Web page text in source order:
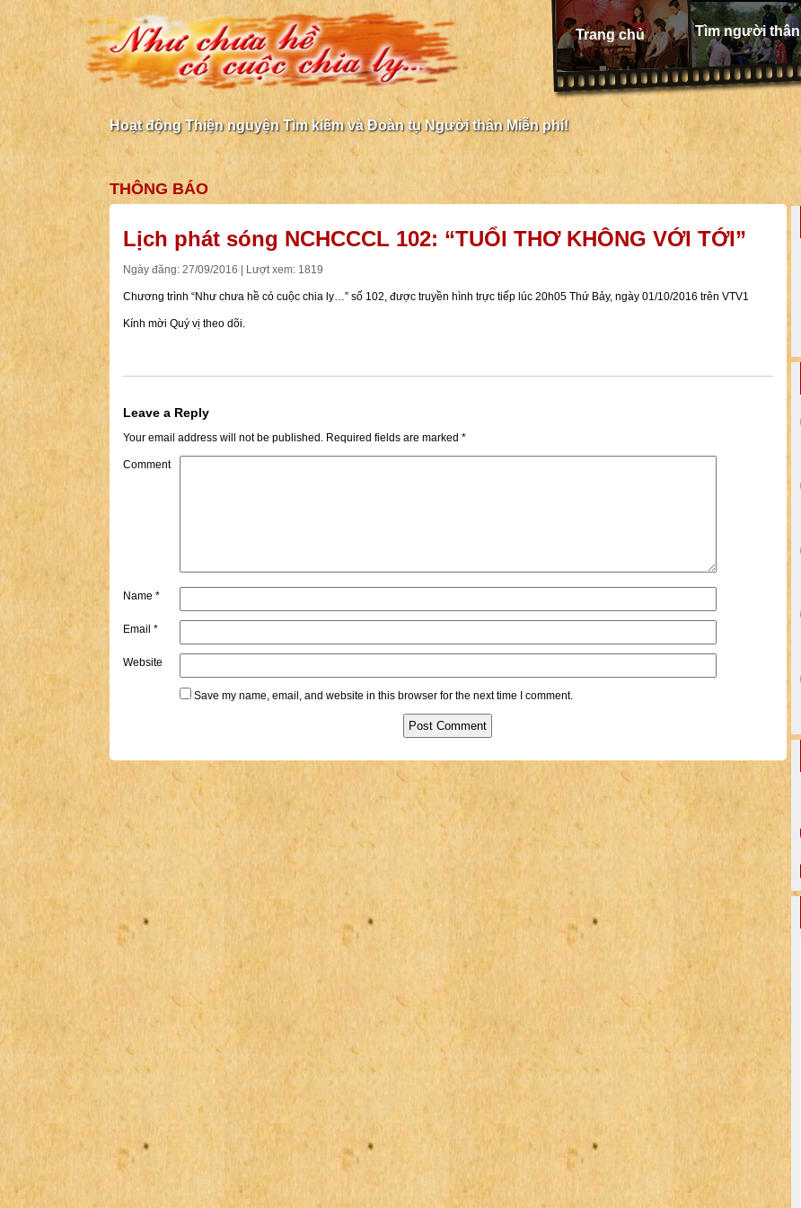
Trang chủ Tìm người thân
Hoạt động Thiện nguyện Tìm kiếm và Đoàn tụ Người thân Miễn phí!
THÔNG BÁO
Lịch phát sóng NCHCCCL 102: “TUỔI THƠ KHÔNG VỚI TỚI”
Ngày đăng: 27/09/2016 | Lượt xem: 1819
Chương trình “Như chưa hề có cuộc chia ly…” số 102, được truyền hình trực tiếp lúc 20h05 Thứ Bảy, ngày 01/10/2016 trên VTV1
Kính mời Quý vị theo dõi.
Leave a Reply
Your email address will not be published. Required fields are marked *
Comment
Name *
Email *
Website
Save my name, email, and website in this browser for the next time I comment.